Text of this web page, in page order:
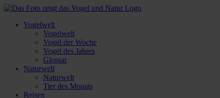
Vogelwelt
Vogelwelt
Vogel der Woche
Vogel des Jahres
Glossar
Naturwelt
Naturwelt
Tier des Monats
Reisen